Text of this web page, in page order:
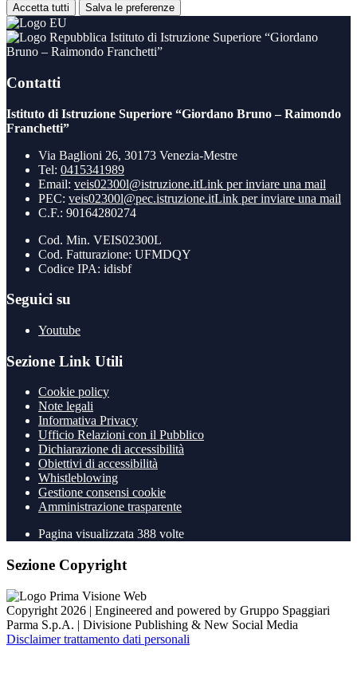
Accetta tutti Salva le preferenze
Istituto di Istruzione Superiore “Giordano
Bruno – Raimondo Franchetti”
Contatti
Istituto di Istruzione Superiore “Giordano Bruno – Raimondo
Franchetti”
Via Baglioni 26, 30173 Venezia-Mestre
Tel: 0415341989
Email: veis02300l@istruzione.itLink per inviare una mail
PEC: veis02300l@pec.istruzione.itLink per inviare una mail
C.F.: 90164280274
Cod. Min. VEIS02300L
Cod. Fatturazione: UFMDQY
Codice IPA: idisbf
Seguici su
Youtube
Sezione Link Utili
Cookie policy
Note legali
Informativa Privacy
Ufficio Relazioni con il Pubblico
Dichiarazione di accessibilità
Obiettivi di accessibilità
Whistleblowing
Gestione consensi cookie
Amministrazione trasparente
Pagina visualizzata 388 volte
Sezione Copyright
Copyright 2026 | Engineered and powered by Gruppo Spaggiari
Parma S.p.A. | Divisione Publishing & New Social Media
Disclaimer trattamento dati personali